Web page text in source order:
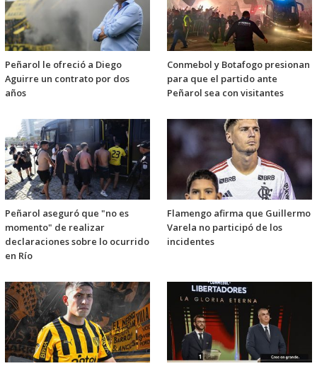
Peñarol le ofreció a Diego
Aguirre un contrato por dos
años
Conmebol y Botafogo presionan
para que el partido ante
Peñarol sea con visitantes
Peñarol aseguró que "no es
momento" de realizar
declaraciones sobre lo ocurrido
en Río
Flamengo afirma que Guillermo
Varela no participó de los
incidentes